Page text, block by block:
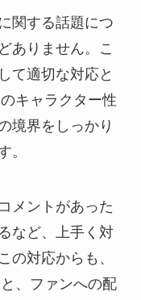
関する話題につ
ありません。こ
て適切な対応と
キャラクター性
境界をしっかり
。
メントがあった
など、上手く対
の対応からも、
、ファンへの配